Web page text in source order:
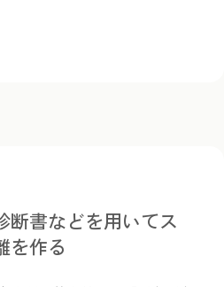
書などを用いてス
を作る